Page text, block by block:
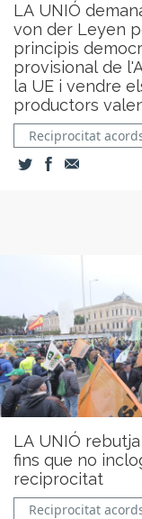
LA UNIÓ
von der Leyen
principis
provisional de
la UE i vendre
productors
Reciprocitat
LA UNIÓ
fins que no
reciprocitat
Reciprocitat